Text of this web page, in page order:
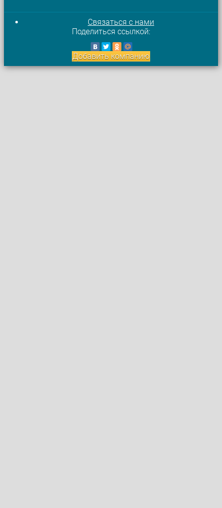
Связаться с нами
Поделиться ссылкой:
Добавить компанию